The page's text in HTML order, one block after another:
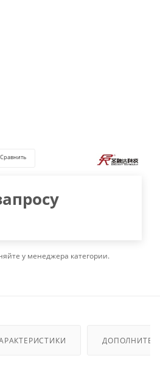
Сравнить
у менеджера категории.